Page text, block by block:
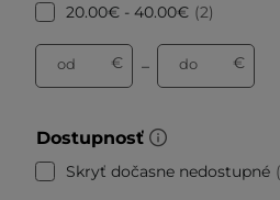
20.00€ - 40.00€ 2
od € – do €
Dostupnosť
Skryť dočasne nedostupné